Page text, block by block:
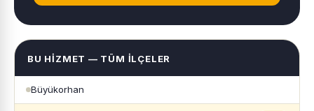
BU HIZMET — TÜM İLÇELER
Büyükorhan